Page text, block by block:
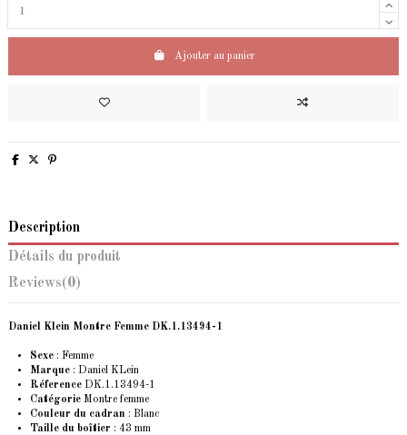
Ajouter au panier
Description
Détails du produit
Reviews(0)
Daniel Klein Montre Femme DK.1.13494-1
Sexe : Femme
Marque : Daniel KLein
Réference DK.1.13494-1
Catégorie Montre femme
Couleur du cadran : Blanc
Taille du boîtier : 43 mm